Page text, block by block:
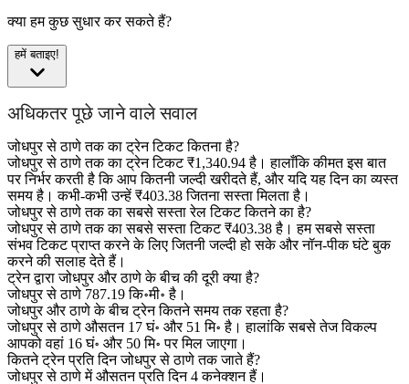
क्या हम कुछ सुधार कर सकते हैं?
हमें बताइए!
अधिकतर पूछे जाने वाले सवाल
जोधपुर से ठाणे तक का ट्रेन टिकट कितना है?
जोधपुर से ठाणे तक का ट्रेन टिकट ₹1,340.94 है। हालाँकि कीमत इस बात
पर निर्भर करती है कि आप कितनी जल्दी खरीदते हैं, और यदि यह दिन का व्यस्त
समय है। कभी-कभी उन्हें ₹403.38 जितना सस्ता मिलता है।
जोधपुर से ठाणे तक का सबसे सस्ता रेल टिकट कितने का है?
जोधपुर से ठाणे तक का सबसे सस्ता टिकट ₹403.38 है। हम सबसे सस्ता
संभव टिकट प्राप्त करने के लिए जितनी जल्दी हो सके और नॉन-पीक घंटे बुक
करने की सलाह देते हैं।
ट्रेन द्वारा जोधपुर और ठाणे के बीच की दूरी क्या है?
जोधपुर से ठाणे 787.19 कि॰मी॰ है।
जोधपुर और ठाणे के बीच ट्रेन कितने समय तक रहता है?
जोधपुर से ठाणे औसतन 17 घं॰ और 51 मि॰ है। हालांकि सबसे तेज विकल्प
आपको वहां 16 घं॰ और 50 मि॰ पर मिल जाएगा।
कितने ट्रेन प्रति दिन जोधपुर से ठाणे तक जाते हैं?
जोधपुर से ठाणे में औसतन प्रति दिन 4 कनेक्शन हैं।